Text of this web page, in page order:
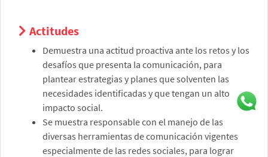
Actitudes
Demuestra una actitud proactiva ante los retos y los
desafíos que presenta la comunicación, para
plantear estrategias y planes que solventen las
necesidades identificadas y que tengan un alto
impacto social.
Se muestra responsable con el manejo de las
diversas herramientas de comunicación vigentes
especialmente de las redes sociales, para lograr